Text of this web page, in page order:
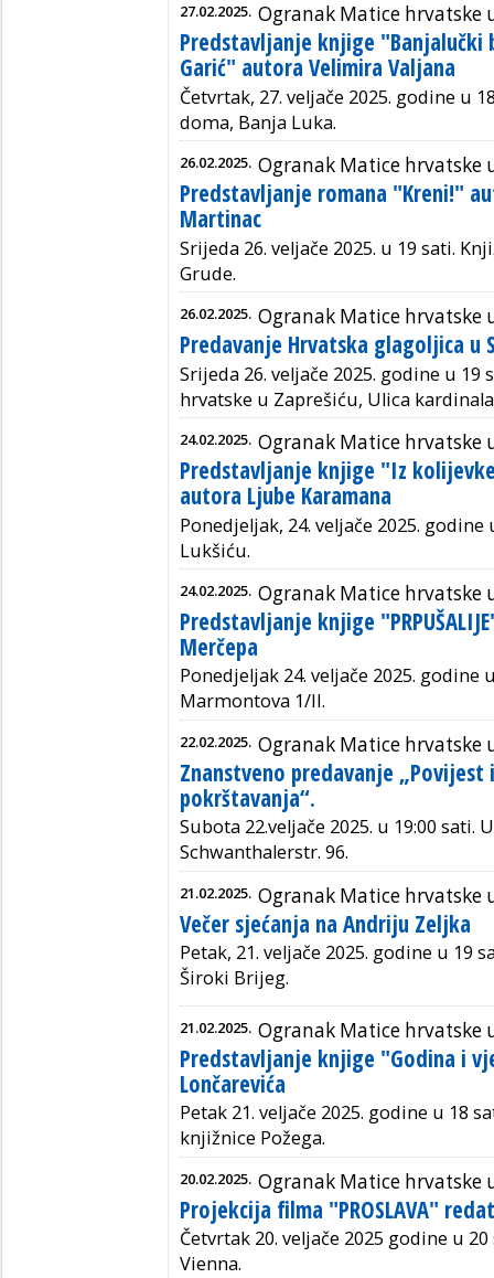
27.02.2025. Ogranak Matice hrvatske
Predstavljanje knjige "Banjalučki
Garić" autora Velimira Valjana
Četvrtak, 27. veljače 2025. godine u
doma, Banja Luka.
26.02.2025. Ogranak Matice hrvatske
Predstavljanje romana "Kreni!"
Martinac
Srijeda 26. veljače 2025. u 19 sati.
Grude.
26.02.2025. Ogranak Matice hrvatske
Predavanje Hrvatska glagoljica u
Srijeda 26. veljače 2025. godine u 19
hrvatske u Zaprešiću, Ulica kardinala
24.02.2025. Ogranak Matice hrvatske
Predstavljanje knjige "Iz
autora Ljube Karamana
Ponedjeljak, 24. veljače 2025.
Lukšiću.
24.02.2025. Ogranak Matice hrvatske
Predstavljanje knjige
Merčepa
Ponedjeljak 24. veljače 2025. godine
Marmontova 1/II.
22.02.2025. Ogranak Matice hrvatske
Znanstveno predavanje
pokrštavanja“.
Subota 22.veljače 2025. u 19:00 sati.
Schwanthalerstr. 96.
21.02.2025. Ogranak Matice hrvatske
Večer sjećanja na Andriju Zeljka
Petak, 21. veljače 2025. godine u 19
Široki Brijeg.
21.02.2025. Ogranak Matice hrvatske
Predstavljanje knjige "Godina i
Lončarevića
Petak 21. veljače 2025. godine u 18
knjižnice Požega.
20.02.2025. Ogranak Matice hrvatske
Projekcija filma "PROSLAVA"
Četvrtak 20. veljače 2025 godine u
Vienna.